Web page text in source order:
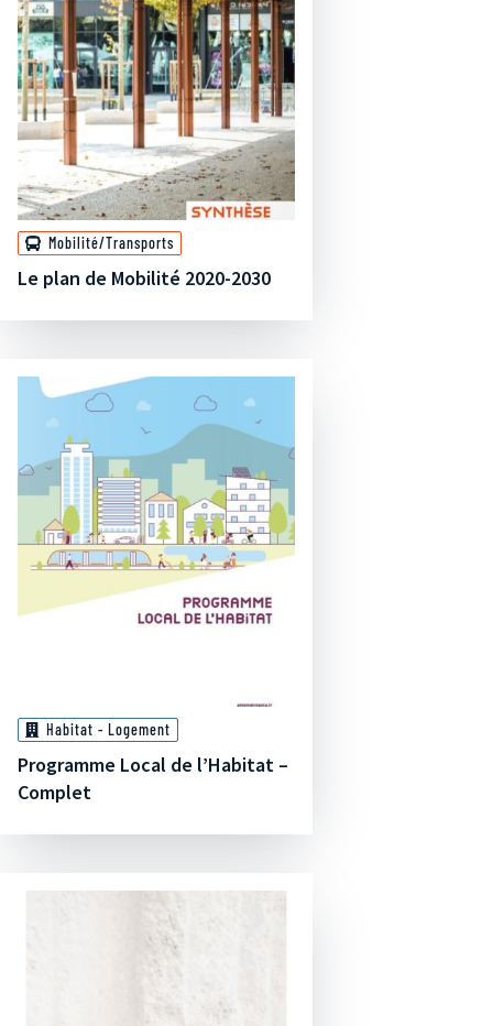
Mobilité/Transports
Le plan de Mobilité 2020-2030
Habitat - Logement
Programme Local de l’Habitat –
Complet